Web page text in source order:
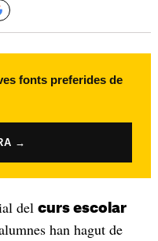
fonts preferides de
→
del curs escolar
han hagut de